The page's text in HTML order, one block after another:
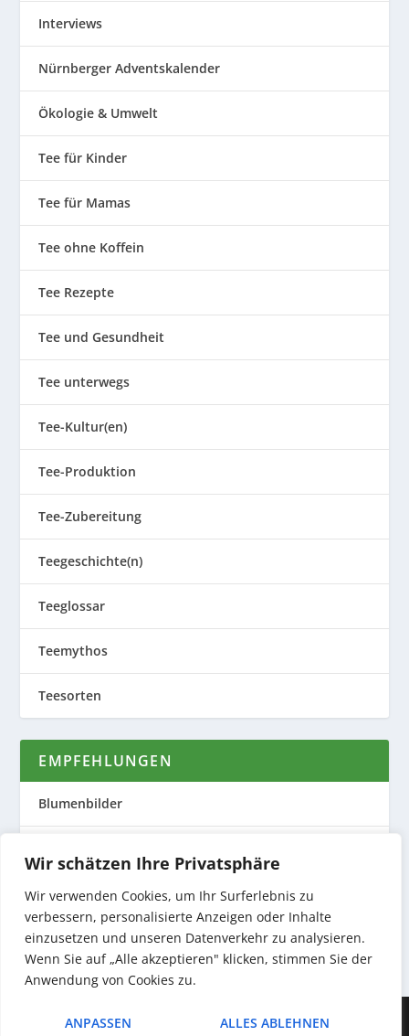
Wir schätzen Ihre Privatsphäre
Wir verwenden Cookies, um Ihr Surferlebnis zu
verbessern, personalisierte Anzeigen oder Inhalte
einzusetzen und unseren Datenverkehr zu analysieren.
Wenn Sie auf „Alle akzeptieren" klicken, stimmen Sie der
Anwendung von Cookies zu.
ANPASSEN ALLES ABLEHNEN
Interviews
Nürnberger Adventskalender
Ökologie & Umwelt
Tee für Kinder
Tee für Mamas
Tee ohne Koffein
Tee Rezepte
Tee und Gesundheit
Tee unterwegs
Tee-Kultur(en)
Tee-Produktion
Tee-Zubereitung
Teegeschichte(n)
Teeglossar
Teemythos
Teesorten
EMPFEHLUNGEN
Blumenbilder
Nature to Print
Preiswerte Produktfotos
Entworfen vonElegant Themes | Unterstützt vonWordPress